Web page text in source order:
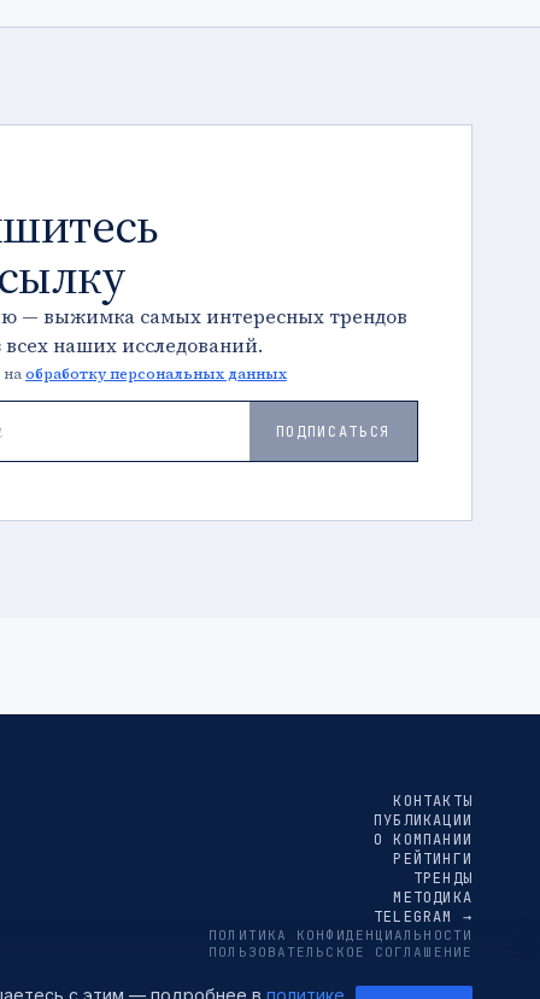
— выжимка самых интересных трендов
наших исследований.
наобработку персональных данных
ПОДПИСАТЬСЯ
КОНТАКТЫ
ПУБЛИКАЦИИ
О КОМПАНИИ
РЕЙТИНГИ
ТРЕНДЫ
МЕТОДИКА
TELEGRAM →
ПОЛИТИКА КОНФИДЕНЦИАЛЬНОСТИ
ПОЛЬЗОВАТЕЛЬСКОЕ СОГЛАШЕНИЕ
с этим — подробнее в политике